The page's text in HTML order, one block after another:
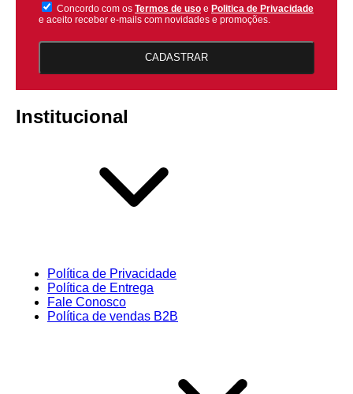
Concordo com os Termos de uso e Politica de Privacidade
e aceito receber e-mails com novidades e promoções.
CADASTRAR
Institucional
Política de Privacidade
Política de Entrega
Fale Conosco
Política de vendas B2B